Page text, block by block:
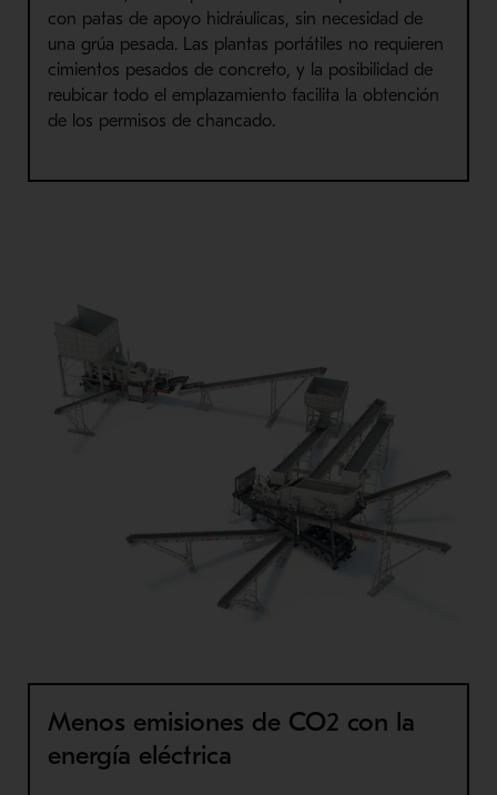
con patas de apoyo hidráulicas, sin necesidad de
una grúa pesada. Las plantas portátiles no requieren
cimientos pesados de concreto, y la posibilidad de
reubicar todo el emplazamiento facilita la obtención
de los permisos de chancado.
Menos emisiones de CO2 con la
energía eléctrica